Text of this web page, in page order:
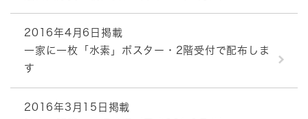
2016年4月6日掲載
一家に一枚「水素」ポスター・2階受付で配布しま
す
2016年3月15日掲載